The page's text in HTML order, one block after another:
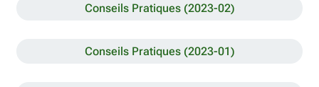
Conseils Pratiques (2023-02)
Conseils Pratiques (2023-01)